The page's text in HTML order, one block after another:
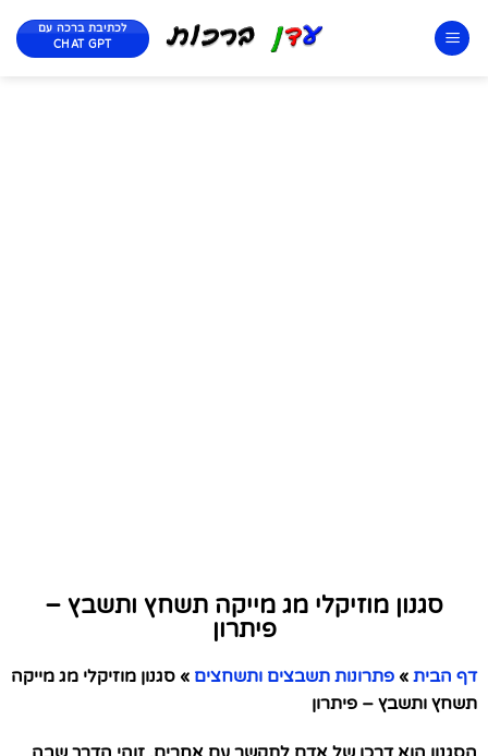
לכתיבת ברכה עם
CHAT GPT
סגנון מוזיקלי מג מייקה תשחץ ותשבץ –
פיתרון
דף הבית » פתרונות תשבצים ותשחצים » סגנון מוזיקלי מג מייקה
תשחץ ותשבץ – פיתרון